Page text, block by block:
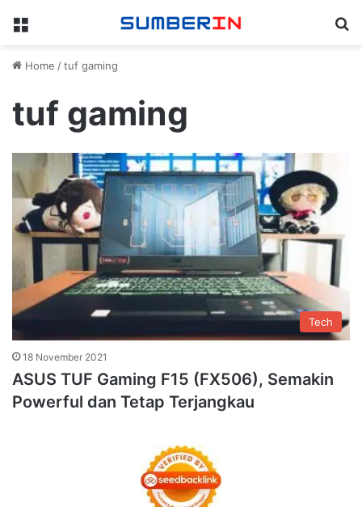
Menu
Home /tuf gaming
tuf gaming
Tech
18 November 2021
ASUS TUF Gaming F15 (FX506), Semakin
Powerful dan Tetap Terjangkau